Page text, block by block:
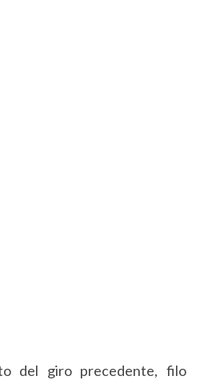
del giro precedente, filo